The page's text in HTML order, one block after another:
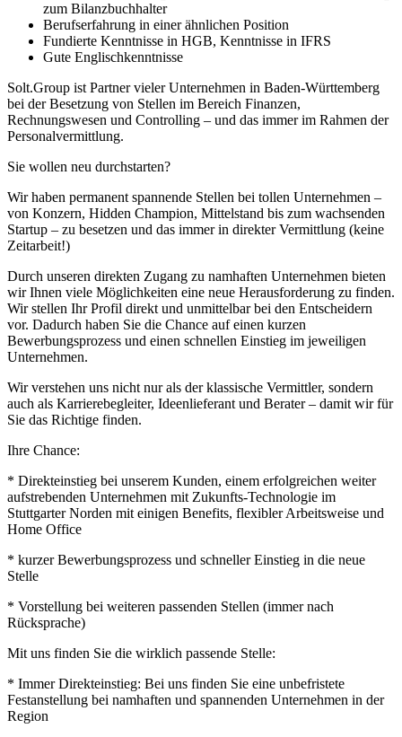
zum Bilanzbuchhalter
Berufserfahrung in einer ähnlichen Position
Fundierte Kenntnisse in HGB, Kenntnisse in IFRS
Gute Englischkenntnisse
Solt.Group ist Partner vieler Unternehmen in Baden-Württemberg
bei der Besetzung von Stellen im Bereich Finanzen,
Rechnungswesen und Controlling – und das immer im Rahmen der
Personalvermittlung.
Sie wollen neu durchstarten?
Wir haben permanent spannende Stellen bei tollen Unternehmen –
von Konzern, Hidden Champion, Mittelstand bis zum wachsenden
Startup – zu besetzen und das immer in direkter Vermittlung (keine
Zeitarbeit!)
Durch unseren direkten Zugang zu namhaften Unternehmen bieten
wir Ihnen viele Möglichkeiten eine neue Herausforderung zu finden.
Wir stellen Ihr Profil direkt und unmittelbar bei den Entscheidern
vor. Dadurch haben Sie die Chance auf einen kurzen
Bewerbungsprozess und einen schnellen Einstieg im jeweiligen
Unternehmen.
Wir verstehen uns nicht nur als der klassische Vermittler, sondern
auch als Karrierebegleiter, Ideenlieferant und Berater – damit wir für
Sie das Richtige finden.
Ihre Chance:
* Direkteinstieg bei unserem Kunden, einem erfolgreichen weiter
aufstrebenden Unternehmen mit Zukunfts-Technologie im
Stuttgarter Norden mit einigen Benefits, flexibler Arbeitsweise und
Home Office
* kurzer Bewerbungsprozess und schneller Einstieg in die neue
Stelle
* Vorstellung bei weiteren passenden Stellen (immer nach
Rücksprache)
Mit uns finden Sie die wirklich passende Stelle:
* Immer Direkteinstieg: Bei uns finden Sie eine unbefristete
Festanstellung bei namhaften und spannenden Unternehmen in der
Region